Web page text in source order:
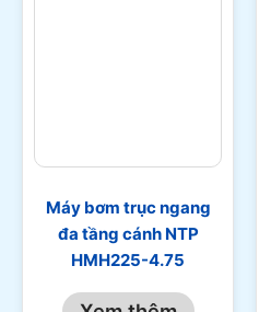
Máy bơm trục ngang
đa tầng cánh NTP
HMH225-4.75